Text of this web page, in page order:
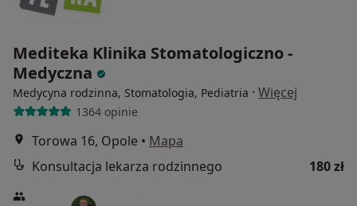
Mediteka Klinika Stomatologiczno -
Medyczna
Medycyna rodzinna, Stomatologia, Pediatria · Więcej
1364 opinie
Torowa 16, Opole • Mapa
Konsultacja lekarza rodzinnego
180 zł